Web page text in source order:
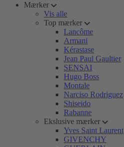
Mærker
Vis alle
Top mærker
Lancôme
Armani
Kérastase
Jean Paul Gaultier
SENSAI
Hugo Boss
Montale
Narciso Rodriguez
Shiseido
Rabanne
Ekslusive mærker
Yves Saint Laurent
GIVENCHY